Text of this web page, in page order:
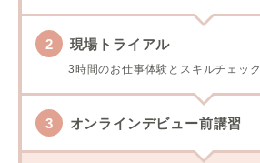
現場トライアル
3時間のお仕事体験とスキルチェック
オンラインデビュー前講習